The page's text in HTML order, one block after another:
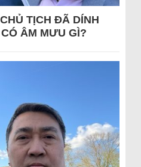
TỊCH ĐÃ DÍNH
ÂM MƯU GÌ?